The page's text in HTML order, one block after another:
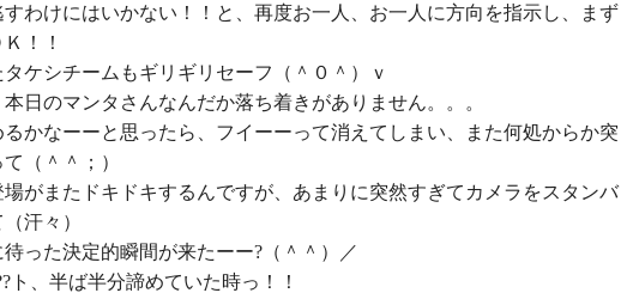
すわけにはいかない！！と、再度お一人、お一人に方向を指示し、まず
！！
ケシチームもギリギリセーフ（＾０＾）ｖ
日のマンタさんなんだか落ち着きがありません。。。
かなーーと思ったら、フイーーって消えてしまい、また何処からか突
（＾＾；）
がまたドキドキするんですが、あまりに突然すぎてカメラをスタンバ
汗々）
った決定的瞬間が来たーー?（＾＾）／
ト、半ば半分諦めていた時っ！！